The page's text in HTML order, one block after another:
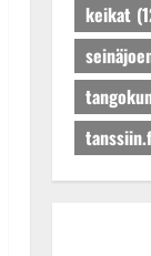
keikat